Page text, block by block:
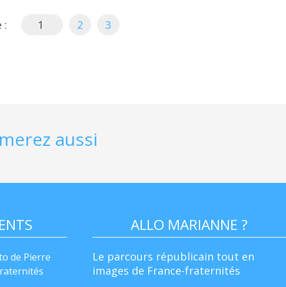
: 1 2 3
aussi
de Pierre
ALLO MARIANNE ?
Le parcours républicain tout en
images de France-fraternités